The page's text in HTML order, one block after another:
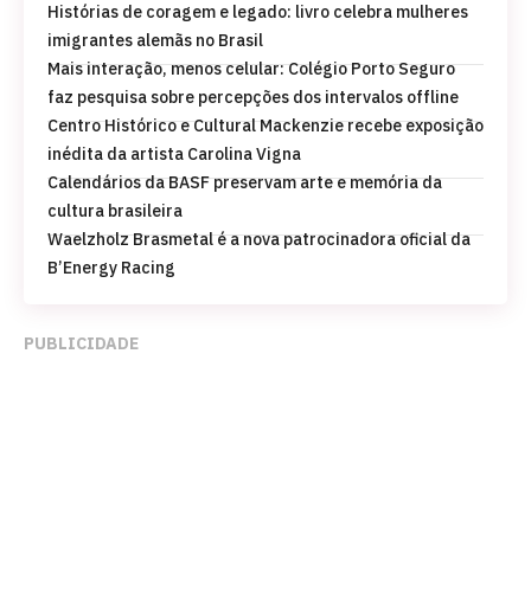
Histórias de coragem e legado: livro celebra mulheres
imigrantes alemãs no Brasil
Mais interação, menos celular: Colégio Porto Seguro
faz pesquisa sobre percepções dos intervalos offline
Centro Histórico e Cultural Mackenzie recebe exposição
inédita da artista Carolina Vigna
Calendários da BASF preservam arte e memória da
cultura brasileira
Waelzholz Brasmetal é a nova patrocinadora oficial da
B’Energy Racing
PUBLICIDADE